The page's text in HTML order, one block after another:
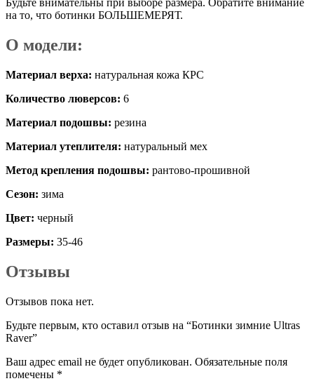
на то, что ботинки БОЛЬШЕМЕРЯТ.
О модели:
Материал верха: натуральная кожа КРС
Количество люверсов: 6
Материал подошвы: резина
Материал утеплителя: натуральный мех
Метод крепления подошвы: рантово-прошивной
Сезон: зима
Цвет: черный
Размеры: 35-46
Отзывы
Отзывов пока нет.
Будьте первым, кто оставил отзыв на “Ботинки зимние Ultras
Raver”
Ваш адрес email не будет опубликован. Обязательные поля
помечены *